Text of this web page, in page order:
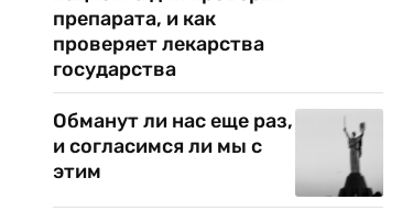
препарата, и как
проверяет лекарства
государства
Обманут ли нас еще раз,
и согласимся ли мы с
этим